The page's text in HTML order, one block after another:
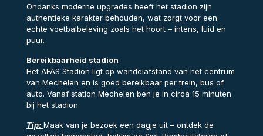
Ondanks moderne upgrades heeft het stadion zijn
authentieke karakter behouden, wat zorgt voor een
echte voetbalbeleving zoals het hoort – intens, luid en
puur.
Bereikbaarheid stadion
Het AFAS Stadion ligt op wandelafstand van het centrum
van Mechelen en is goed bereikbaar per trein, bus of
auto. Vanaf station Mechelen ben je in circa 15 minuten
bij het stadion.
Tip: Maak van je bezoek een dagje uit – ontdek de